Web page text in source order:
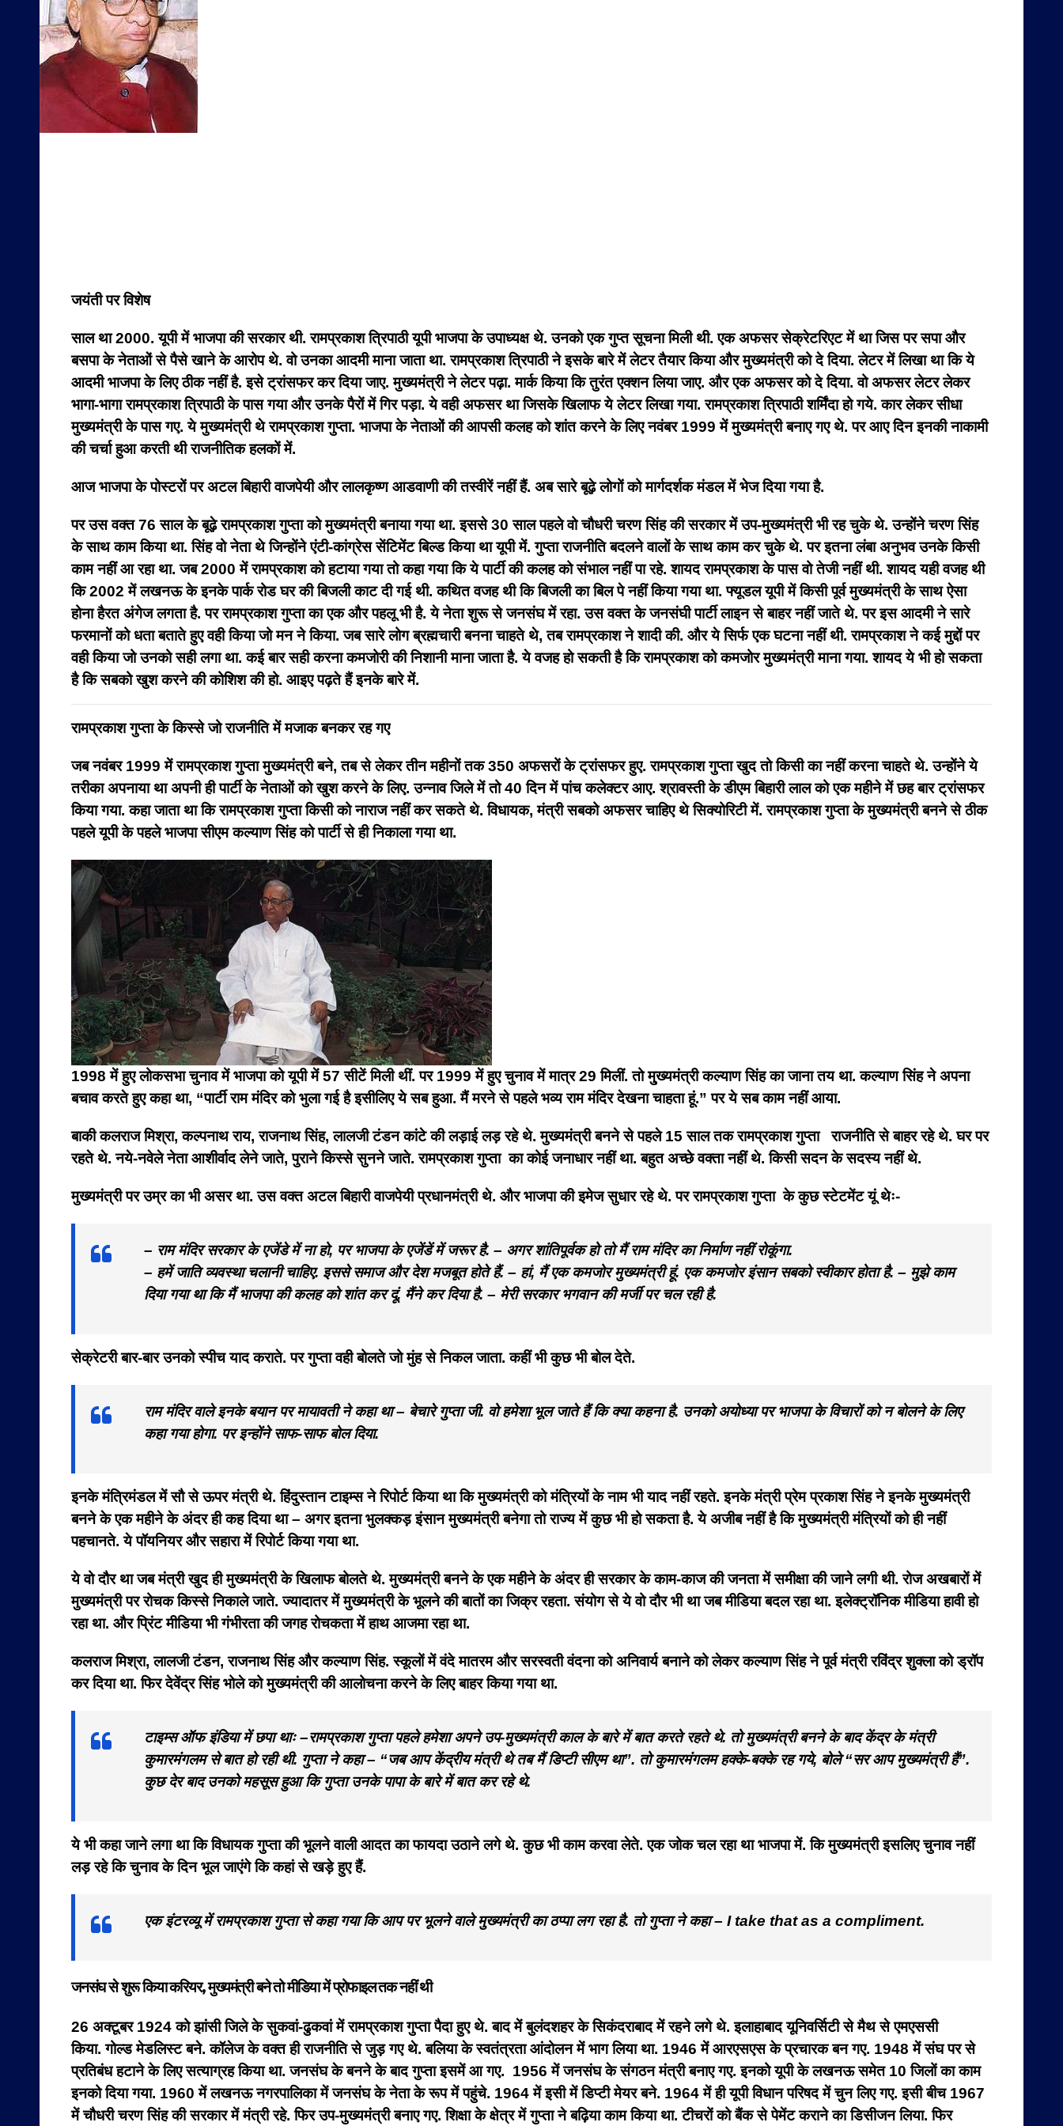
जयंती पर विशेष
साल था 2000. यूपी में भाजपा की सरकार थी. रामप्रकाश त्रिपाठी यूपी भाजपा के उपाध्यक्ष थे. उनको एक गुप्त सूचना मिली थी. एक अफसर सेक्रेटरिएट में था जिस पर सपा और
बसपा के नेताओं से पैसे खाने के आरोप थे. वो उनका आदमी माना जाता था. रामप्रकाश त्रिपाठी ने इसके बारे में लेटर तैयार किया और मुख्यमंत्री को दे दिया. लेटर में लिखा था कि ये
आदमी भाजपा के लिए ठीक नहीं है. इसे ट्रांसफर कर दिया जाए. मुख्यमंत्री ने लेटर पढ़ा. मार्क किया कि तुरंत एक्शन लिया जाए. और एक अफसर को दे दिया. वो अफसर लेटर लेकर
भागा-भागा रामप्रकाश त्रिपाठी के पास गया और उनके पैरों में गिर पड़ा. ये वही अफसर था जिसके खिलाफ ये लेटर लिखा गया. रामप्रकाश त्रिपाठी शर्मिंदा हो गये. कार लेकर सीधा
मुख्यमंत्री के पास गए. ये मुख्यमंत्री थे रामप्रकाश गुप्ता. भाजपा के नेताओं की आपसी कलह को शांत करने के लिए नवंबर 1999 में मुख्यमंत्री बनाए गए थे. पर आए दिन इनकी नाकामी
की चर्चा हुआ करती थी राजनीतिक हलकों में.
आज भाजपा के पोस्टरों पर अटल बिहारी वाजपेयी और लालकृष्ण आडवाणी की तस्वीरें नहीं हैं. अब सारे बूढ़े लोगों को मार्गदर्शक मंडल में भेज दिया गया है.
पर उस वक्त 76 साल के बूढ़े रामप्रकाश गुप्ता को मुख्यमंत्री बनाया गया था. इससे 30 साल पहले वो चौधरी चरण सिंह की सरकार में उप-मुख्यमंत्री भी रह चुके थे. उन्होंने चरण सिंह
के साथ काम किया था. सिंह वो नेता थे जिन्होंने एंटी-कांग्रेस सेंटिमेंट बिल्ड किया था यूपी में. गुप्ता राजनीति बदलने वालों के साथ काम कर चुके थे. पर इतना लंबा अनुभव उनके किसी
काम नहीं आ रहा था. जब 2000 में रामप्रकाश को हटाया गया तो कहा गया कि ये पार्टी की कलह को संभाल नहीं पा रहे. शायद रामप्रकाश के पास वो तेजी नहीं थी. शायद यही वजह थी
कि 2002 में लखनऊ के इनके पार्क रोड घर की बिजली काट दी गई थी. कथित वजह थी कि बिजली का बिल पे नहीं किया गया था. फ्यूडल यूपी में किसी पूर्व मुख्यमंत्री के साथ ऐसा
होना हैरत अंगेज लगता है. पर रामप्रकाश गुप्ता का एक और पहलू भी है. ये नेता शुरू से जनसंघ में रहा. उस वक्त के जनसंघी पार्टी लाइन से बाहर नहीं जाते थे. पर इस आदमी ने सारे
फरमानों को धता बताते हुए वही किया जो मन ने किया. जब सारे लोग ब्रह्मचारी बनना चाहते थे, तब रामप्रकाश ने शादी की. और ये सिर्फ एक घटना नहीं थी. रामप्रकाश ने कई मुद्दों पर
वही किया जो उनको सही लगा था. कई बार सही करना कमजोरी की निशानी माना जाता है. ये वजह हो सकती है कि रामप्रकाश को कमजोर मुख्यमंत्री माना गया. शायद ये भी हो सकता
है कि सबको खुश करने की कोशिश की हो. आइए पढ़ते हैं इनके बारे में.
रामप्रकाश गुप्ता के किस्से जो राजनीति में मजाक बनकर रह गए
जब नवंबर 1999 में रामप्रकाश गुप्ता मुख्यमंत्री बने, तब से लेकर तीन महीनों तक 350 अफसरों के ट्रांसफर हुए. रामप्रकाश गुप्ता खुद तो किसी का नहीं करना चाहते थे. उन्होंने ये
तरीका अपनाया था अपनी ही पार्टी के नेताओं को खुश करने के लिए. उन्नाव जिले में तो 40 दिन में पांच कलेक्टर आए. श्रावस्ती के डीएम बिहारी लाल को एक महीने में छह बार ट्रांसफर
किया गया. कहा जाता था कि रामप्रकाश गुप्ता किसी को नाराज नहीं कर सकते थे. विधायक, मंत्री सबको अफसर चाहिए थे सिक्योरिटी में. रामप्रकाश गुप्ता के मुख्यमंत्री बनने से ठीक
पहले यूपी के पहले भाजपा सीएम कल्याण सिंह को पार्टी से ही निकाला गया था.
1998 में हुए लोकसभा चुनाव में भाजपा को यूपी में 57 सीटें मिली थीं. पर 1999 में हुए चुनाव में मात्र 29 मिलीं. तो मु्ख्यमंत्री कल्याण सिंह का जाना तय था. कल्याण सिंह ने अपना
बचाव करते हुए कहा था, “पार्टी राम मंदिर को भुला गई है इसीलिए ये सब हुआ. मैं मरने से पहले भव्य राम मंदिर देखना चाहता हूं.” पर ये सब काम नहीं आया.
बाकी कलराज मिश्रा, कल्पनाथ राय, राजनाथ सिंह, लालजी टंडन कांटे की लड़ाई लड़ रहे थे. मुख्यमंत्री बनने से पहले 15 साल तक रामप्रकाश गुप्ता राजनीति से बाहर रहे थे. घर पर
रहते थे. नये-नवेले नेता आशीर्वाद लेने जाते, पुराने किस्से सुनने जाते. रामप्रकाश गुप्ता का कोई जनाधार नहीं था. बहुत अच्छे वक्ता नहीं थे. किसी सदन के सदस्य नहीं थे.
मुख्यमंत्री पर उम्र का भी असर था. उस वक्त अटल बिहारी वाजपेयी प्रधानमंत्री थे. और भाजपा की इमेज सुधार रहे थे. पर रामप्रकाश गुप्ता के कुछ स्टेटमेंट यूं थेः-
– राम मंदिर सरकार के एजेंडे में ना हो, पर भाजपा के एजेंडें में जरूर है. – अगर शांतिपूर्वक हो तो मैं राम मंदिर का निर्माण नहीं रोकूंगा.
– हमें जाति व्यवस्था चलानी चाहिए. इससे समाज और देश मजबूत होते हैं. – हां, मैं एक कमजोर मुख्यमंत्री हूं. एक कमजोर इंसान सबको स्वीकार होता है. – मुझे काम
दिया गया था कि मैं भाजपा की कलह को शांत कर दूं. मैंने कर दिया है. – मेरी सरकार भगवान की मर्जी पर चल रही है.
सेक्रेटरी बार-बार उनको स्पीच याद कराते. पर गुप्ता वही बोलते जो मुंह से निकल जाता. कहीं भी कुछ भी बोल देते.
राम मंदिर वाले इनके बयान पर मायावती ने कहा था – बेचारे गुप्ता जी. वो हमेशा भूल जाते हैं कि क्या कहना है. उनको अयोध्या पर भाजपा के विचारों को न बोलने के लिए
कहा गया होगा. पर इन्होंने साफ-साफ बोल दिया.
इनके मंत्रिमंडल में सौ से ऊपर मंत्री थे. हिंदुस्तान टाइम्स ने रिपोर्ट किया था कि मुख्यमंत्री को मंत्रियों के नाम भी याद नहीं रहते. इनके मंत्री प्रेम प्रकाश सिंह ने इनके मुख्यमंत्री
बनने के एक महीने के अंदर ही कह दिया था – अगर इतना भुलक्कड़ इंसान मुख्यमंत्री बनेगा तो राज्य में कुछ भी हो सकता है. ये अजीब नहीं है कि मुख्यमंत्री मंत्रियों को ही नहीं
पहचानते. ये पॉयनियर और सहारा में रिपोर्ट किया गया था.
ये वो दौर था जब मंत्री खुद ही मुख्यमंत्री के खिलाफ बोलते थे. मुख्यमंत्री बनने के एक महीने के अंदर ही सरकार के काम-काज की जनता में समीक्षा की जाने लगी थी. रोज अखबारों में
मुख्यमंत्री पर रोचक किस्से निकाले जाते. ज्यादातर में मुख्यमंत्री के भूलने की बातों का जिक्र रहता. संयोग से ये वो दौर भी था जब मीडिया बदल रहा था. इलेक्ट्रॉनिक मीडिया हावी हो
रहा था. और प्रिंट मीडिया भी गंभीरता की जगह रोचकता में हाथ आजमा रहा था.
कलराज मिश्रा, लालजी टंडन, राजनाथ सिंह और कल्याण सिंह. स्कूलों में वंदे मातरम और सरस्वती वंदना को अनिवार्य बनाने को लेकर कल्याण सिंह ने पूर्व मंत्री रविंद्र शुक्ला को ड्रॉप
कर दिया था. फिर देवेंद्र सिंह भोले को मुख्यमंत्री की आलोचना करने के लिए बाहर किया गया था.
टाइम्स ऑफ इंडिया में छपा थाः –रामप्रकाश गुप्ता पहले हमेशा अपने उप-मुख्यमंत्री काल के बारे में बात करते रहते थे. तो मुख्यमंत्री बनने के बाद केंद्र के मंत्री
कुमारमंगलम से बात हो रही थी. गुप्ता ने कहा – “जब आप केंद्रीय मंत्री थे तब मैं डिप्टी सीएम था”. तो कुमारमंगलम हक्के-बक्के रह गये, बोले “सर आप मुख्यमंत्री हैं”.
कुछ देर बाद उनको महसूस हुआ कि गुप्ता उनके पापा के बारे में बात कर रहे थे.
ये भी कहा जाने लगा था कि विधायक गुप्ता की भूलने वाली आदत का फायदा उठाने लगे थे. कुछ भी काम करवा लेते. एक जोक चल रहा था भाजपा में. कि मुख्यमंत्री इसलिए चुनाव नहीं
लड़ रहे कि चुनाव के दिन भूल जाएंगे कि कहां से खड़े हुए हैं.
एक इंटरव्यू में रामप्रकाश गुप्ता से कहा गया कि आप पर भूलने वाले मुख्यमंत्री का ठप्पा लग रहा है. तो गुप्ता ने कहा – I take that as a compliment.
जनसंघ से शुरू किया करियर, मुख्यमंत्री बने तो मीडिया में प्रोफाइल तक नहीं थी
26 अक्टूबर 1924 को झांसी जिले के सुकवां-ढुकवां में रामप्रकाश गुप्ता पैदा हुए थे. बाद में बुलंदशहर के सिकंदराबाद में रहने लगे थे. इलाहाबाद यूनिवर्सिटी से मैथ से एमएससी
किया. गोल्ड मेडलिस्ट बने. कॉलेज के वक्त ही राजनीति से जुड़ गए थे. बलिया के स्वतंत्रता आंदोलन में भाग लिया था. 1946 में आरएसएस के प्रचारक बन गए. 1948 में संघ पर से
प्रतिबंध हटाने के लिए सत्याग्रह किया था. जनसंघ के बनने के बाद गुप्ता इसमें आ गए. 1956 में जनसंघ के संगठन मंत्री बनाए गए. इनको यूपी के लखनऊ समेत 10 जिलों का काम
इनको दिया गया. 1960 में लखनऊ नगरपालिका में जनसंघ के नेता के रूप में पहुंचे. 1964 में इसी में डिप्टी मेयर बने. 1964 में ही यूपी विधान परिषद में चुन लिए गए. इसी बीच 1967
में चौधरी चरण सिंह की सरकार में मंत्री रहे. फिर उप-मुख्यमंत्री बनाए गए. शिक्षा के क्षेत्र में गुप्ता ने बढ़िया काम किया था. टीचरों को बैंक से पेमेंट कराने का डिसीजन लिया. फिर